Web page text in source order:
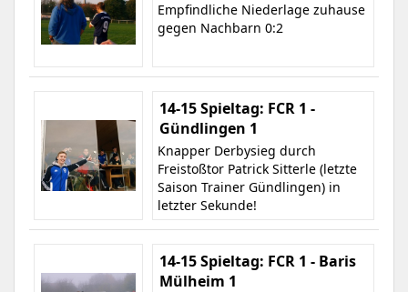
Empfindliche Niederlage zuhause
gegen Nachbarn 0:2
14-15 Spieltag: FCR 1 -
Gündlingen 1
Knapper Derbysieg durch
Freistoßtor Patrick Sitterle (letzte
Saison Trainer Gündlingen) in
letzter Sekunde!
14-15 Spieltag: FCR 1 - Baris
Mülheim 1